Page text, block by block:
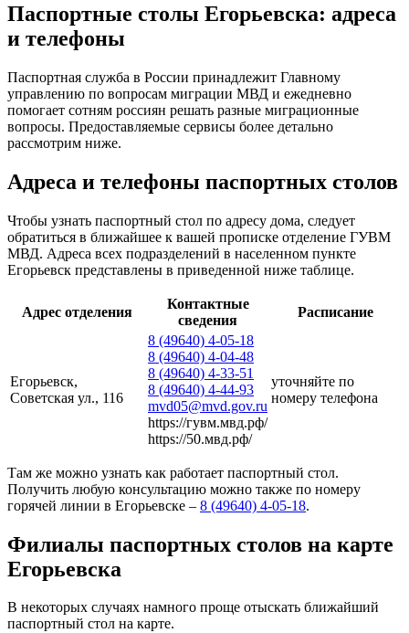
Паспортные столы Егорьевска: адреса
и телефоны
Паспортная служба в России принадлежит Главному
управлению по вопросам миграции МВД и ежедневно
помогает сотням россиян решать разные миграционные
вопросы. Предоставляемые сервисы более детально
рассмотрим ниже.
Адреса и телефоны паспортных столов
Чтобы узнать паспортный стол по адресу дома, следует
обратиться в ближайшее к вашей прописке отделение ГУВМ
МВД. Адреса всех подразделений в населенном пункте
Егорьевск представлены в приведенной ниже таблице.
Адрес отделения
Контактные
сведения
Расписание
Егорьевск,
Советская ул., 116
8 (49640) 4-05-18
8 (49640) 4-04-48
8 (49640) 4-33-51
8 (49640) 4-44-93
mvd05@mvd.gov.ru
https://гувм.мвд.рф/
https://50.мвд.рф/
уточняйте по
номеру телефона
Там же можно узнать как работает паспортный стол.
Получить любую консультацию можно также по номеру
горячей линии в Егорьевске – 8 (49640) 4-05-18.
Филиалы паспортных столов на карте
Егорьевска
В некоторых случаях намного проще отыскать ближайший
паспортный стол на карте.